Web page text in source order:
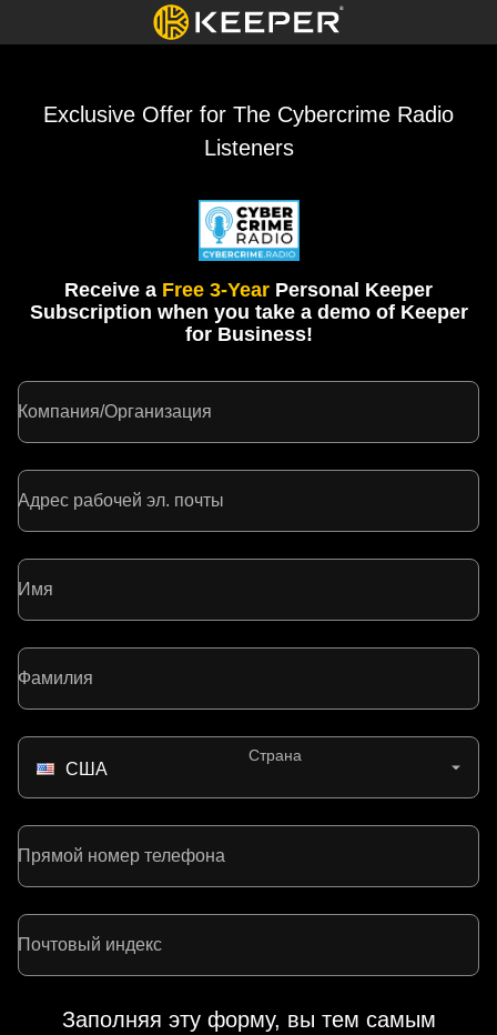
Exclusive Offer for The Cybercrime Radio
Listeners
Receive a Free 3-Year Personal Keeper
Subscription when you take a demo of Keeper
for Business!
Компания/Организация
Адрес рабочей эл. почты
Имя
Фамилия
США
Страна
Прямой номер телефона
Почтовый индекс
Заполняя эту форму, вы тем самым